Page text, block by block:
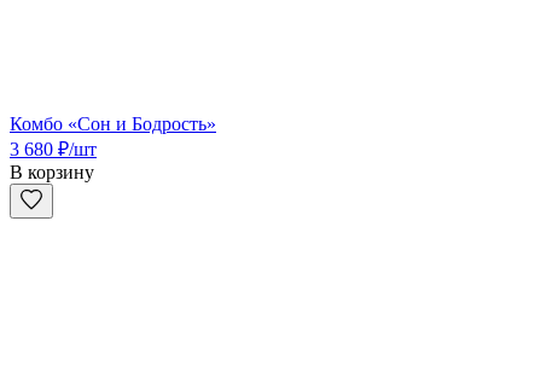
Комбо «Сон и Бодрость»
3 680 ₽/шт
В корзину